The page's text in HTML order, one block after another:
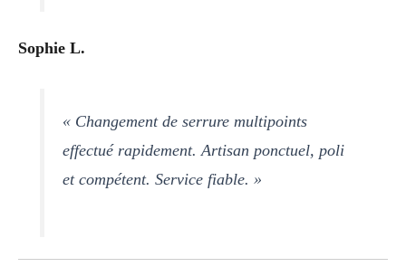
Sophie L.
« Changement de serrure multipoints
effectué rapidement. Artisan ponctuel, poli
et compétent. Service fiable. »